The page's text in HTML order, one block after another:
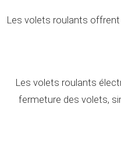
Les volets roulants offrent
Les volets roulants
fermeture des volets,